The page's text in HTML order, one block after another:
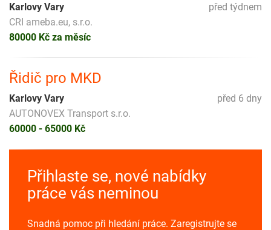
před týdnem
Karlovy Vary
CRI ameba.eu, s.r.o.
80000 Kč za měsíc
Řidič pro MKD
před 6 dny
Karlovy Vary
AUTONOVEX Transport s.r.o.
60000 - 65000 Kč
Přihlaste se, nové nabídky
práce vás neminou
Snadná pomoc při hledání práce. Zaregistrujte se